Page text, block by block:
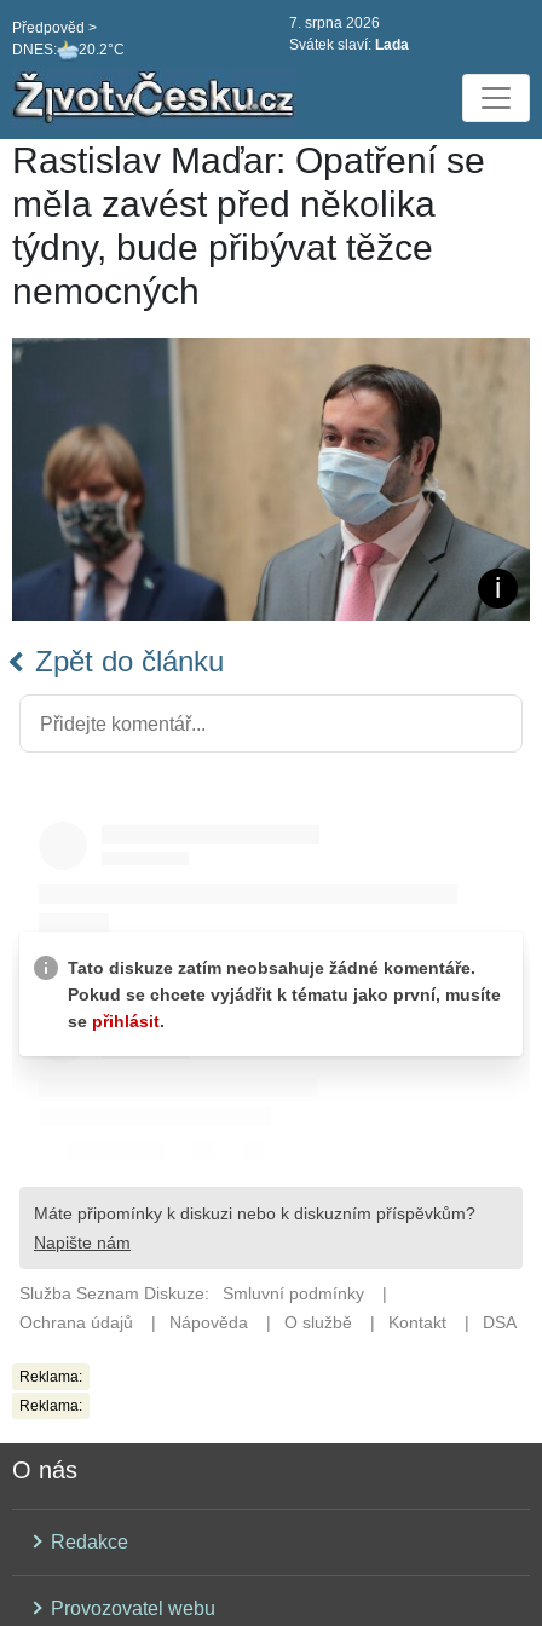
DNES: 20.2°C
Předpověd >
7. srpna 2026
Svátek slaví: Lada
Rastislav Maďar: Opatření se
měla zavést před několika
týdny, bude přibývat těžce
nemocných
Zpět do článku
Reklama:
Reklama:
O nás
Redakce
Provozovatel webu